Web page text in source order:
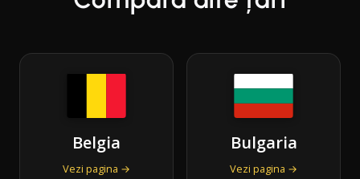
Belgia
Vezi pagina →
Bulgaria
Vezi pagina →